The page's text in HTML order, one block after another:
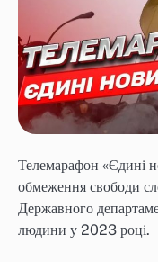
Телемарафон «Єдині
обмеження свободи
Державного
людини у 2023 році.